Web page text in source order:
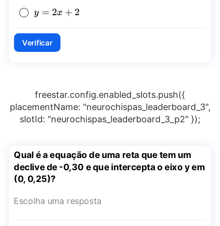
y=2x+2
y = 2x + 2
Verificar
freestar.config.enabled_slots.push({
placementName: "neurochispas_leaderboard_3",
slotId: "neurochispas_leaderboard_3_p2" });
Qual é a equação de uma reta que tem um
declive de -0,30 e que intercepta o eixo y em
(0, 0,25)?
Escolha uma resposta